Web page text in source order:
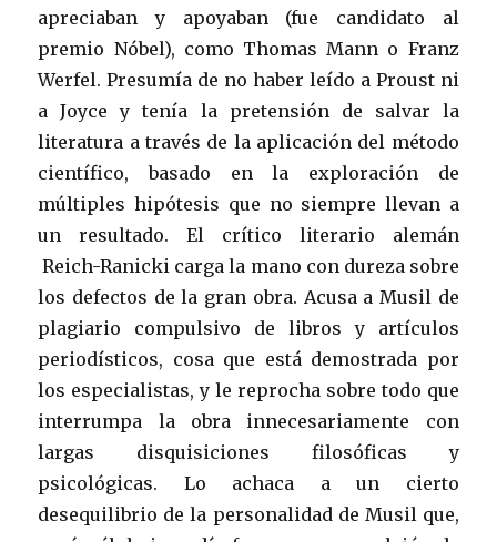
apreciaban y apoyaban (fue candidato al
premio Nóbel), como Thomas Mann o Franz
Werfel. Presumía de no haber leído a Proust ni
a Joyce y tenía la pretensión de salvar la
literatura a través de la aplicación del método
científico, basado en la exploración de
múltiples hipótesis que no siempre llevan a
un resultado. El crítico literario alemán
Reich-Ranicki carga la mano con dureza sobre
los defectos de la gran obra. Acusa a Musil de
plagiario compulsivo de libros y artículos
periodísticos, cosa que está demostrada por
los especialistas, y le reprocha sobre todo que
interrumpa la obra innecesariamente con
largas disquisiciones filosóficas y
psicológicas. Lo achaca a un cierto
desequilibrio de la personalidad de Musil que,